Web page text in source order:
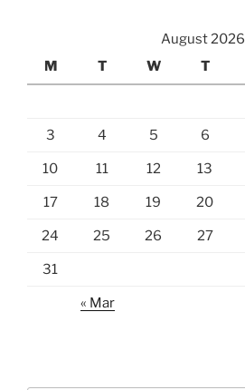
August 2026
M
T W T
3 4 5 6
10 11 12 13
17 18 19 20
24 25 26 27
31
« Mar